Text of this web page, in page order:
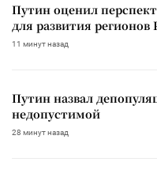
Путин оценил
для развития регионов
11 минут назад
Путин назвал
недопустимой
28 минут назад